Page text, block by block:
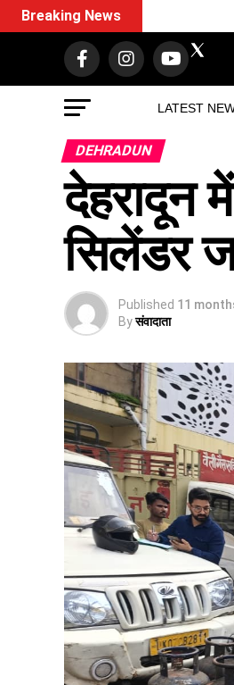
LATEST
Breaking News
DEHRADUN
देहरादून
सिलेंडर
Published 11
Byसंवादाता